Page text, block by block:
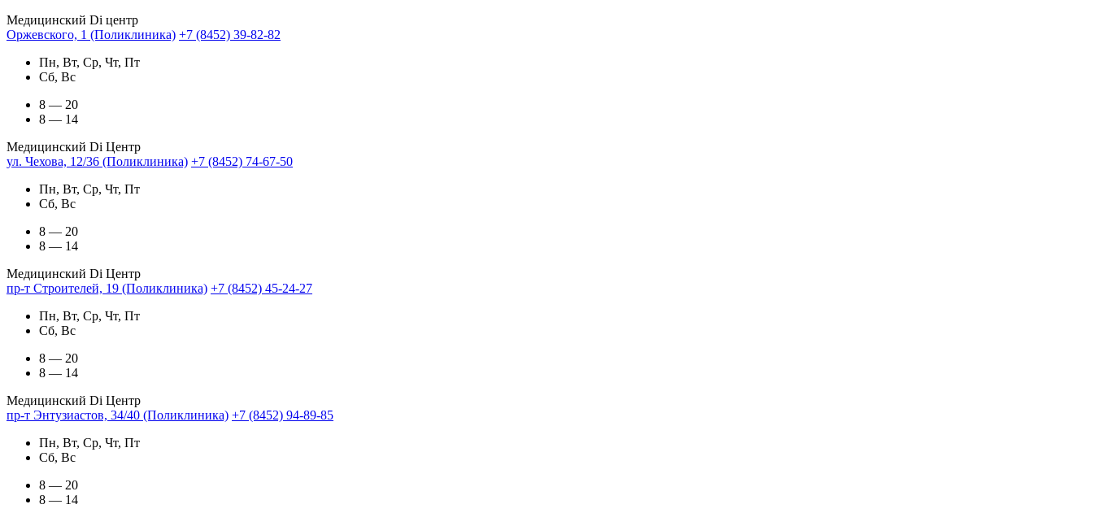
Медицинский Di центр
Оржевского, 1 (Поликлиника) +7 (8452) 39-82-82
Пн, Вт, Ср, Чт, Пт
Сб, Вс
8 — 20
8 — 14
Медицинский Di Центр
ул. Чехова, 12/36 (Поликлиника) +7 (8452) 74-67-50
Пн, Вт, Ср, Чт, Пт
Сб, Вс
8 — 20
8 — 14
Медицинский Di Центр
пр-т Строителей, 19 (Поликлиника) +7 (8452) 45-24-27
Пн, Вт, Ср, Чт, Пт
Сб, Вс
8 — 20
8 — 14
Медицинский Di Центр
пр-т Энтузиастов, 34/40 (Поликлиника) +7 (8452) 94-89-85
Пн, Вт, Ср, Чт, Пт
Сб, Вс
8 — 20
8 — 14